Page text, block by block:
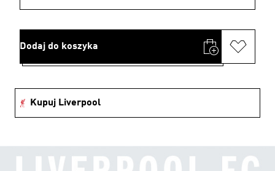
Dodaj do koszyka
Kupuj Liverpool